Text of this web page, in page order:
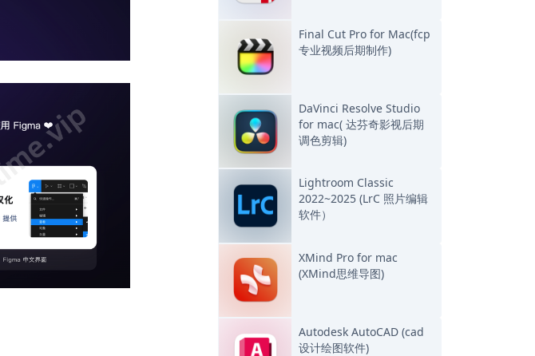
Final Cut Pro for Mac(fcp
专业视频后期制作)
DaVinci Resolve Studio
for mac( 达芬奇影视后期
调色剪辑)
Lightroom Classic
2022~2025 (LrC 照片编辑
软件）
XMind Pro for mac
(XMind思维导图)
Autodesk AutoCAD (cad
设计绘图软件)